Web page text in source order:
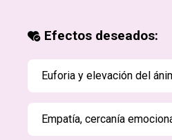
Efectos deseados:
Euforia y elevación del
Empatía, cercanía